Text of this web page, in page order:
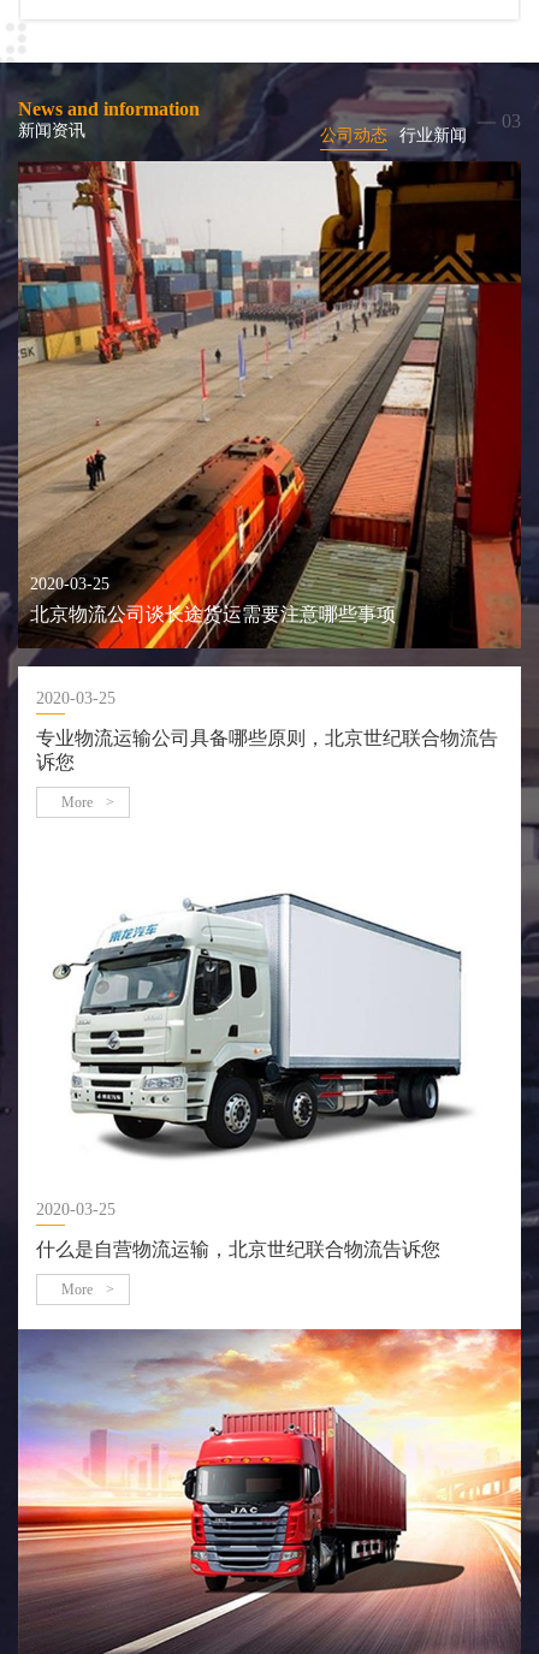
News and information
新闻资讯 03
公司动态 行业新闻
2020-03-25
北京物流公司谈长途货运需要注意哪些事项
2020-03-25
专业物流运输公司具备哪些原则，北京世纪联合物流告
诉您
More
2020-03-25
什么是自营物流运输，北京世纪联合物流告诉您
More